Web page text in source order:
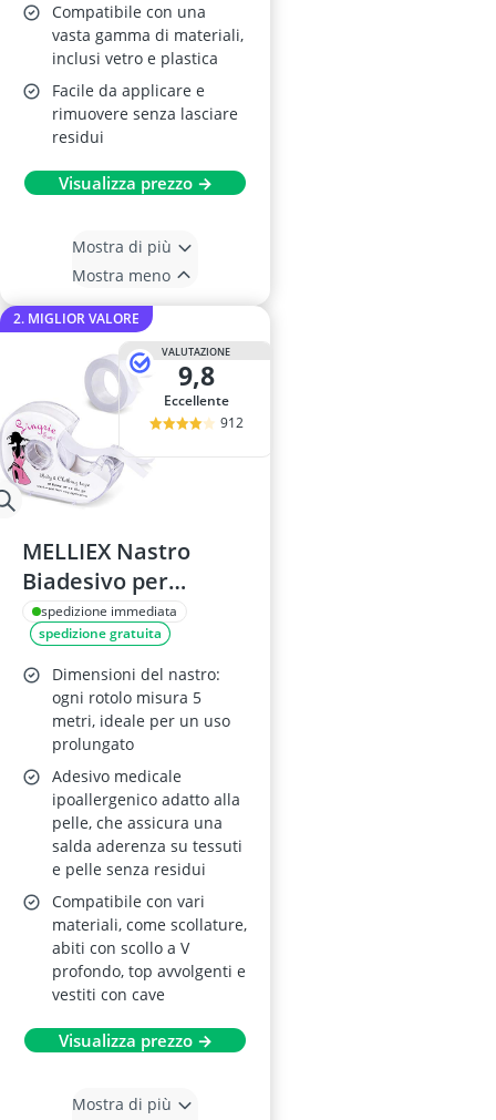
Compatibile con una
vasta gamma di materiali,
inclusi vetro e plastica
Facile da applicare e
rimuovere senza lasciare
residui
Visualizza prezzo →
Mostra di più
Mostra meno
2. MIGLIOR VALORE
VALUTAZIONE
9,8
Eccellente
912
MELLIEX Nastro
Biadesivo per
Reggiseno 2x5M
spedizione immediata
spedizione gratuita
Dimensioni del nastro:
ogni rotolo misura 5
metri, ideale per un uso
prolungato
Adesivo medicale
ipoallergenico adatto alla
pelle, che assicura una
salda aderenza su tessuti
e pelle senza residui
Compatibile con vari
materiali, come scollature,
abiti con scollo a V
profondo, top avvolgenti e
vestiti con cave
Visualizza prezzo →
Mostra di più